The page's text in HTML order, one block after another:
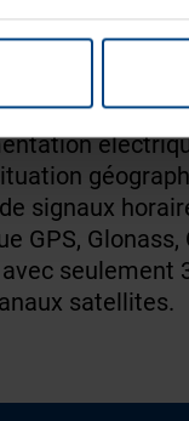
un
sont
d’une
IP 65.
signaux
GPS, Glonass,
seulement
satellites.